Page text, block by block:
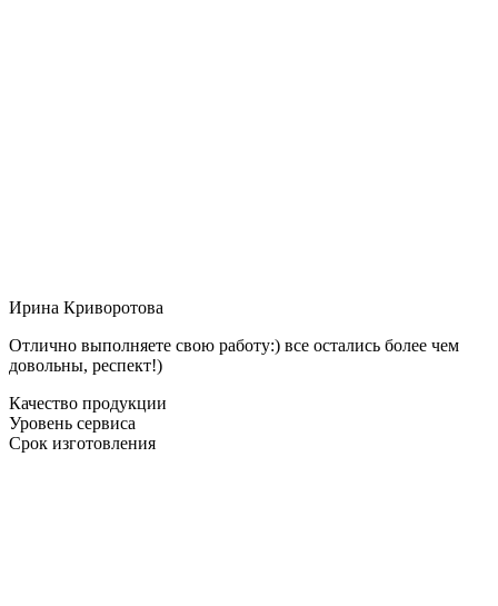
Ирина Криворотова
Отлично выполняете свою работу:) все остались более чем
довольны, респект!)
Качество продукции
Уровень сервиса
Срок изготовления